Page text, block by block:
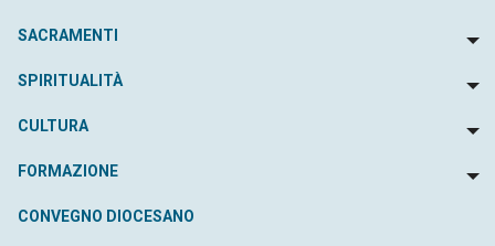
SACRAMENTI
SPIRITUALITÀ
CULTURA
FORMAZIONE
CONVEGNO DIOCESANO